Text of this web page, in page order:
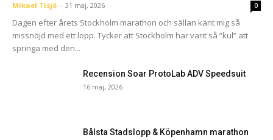
Mikael Tisjö - 31 maj, 2026 0
Dagen efter årets Stockholm marathon och sällan känt mig så
missnöjd med ett lopp. Tycker att Stockholm har varit så ”kul” att
springa med den...
Recension Soar ProtoLab ADV Speedsuit
16 maj, 2026
Bålsta Stadslopp & Köpenhamn marathon